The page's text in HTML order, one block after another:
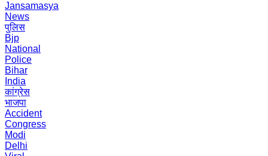
Jansamasya
News
पुलिस
Bjp
National
Police
Bihar
India
कांग्रेस
भाजपा
Accident
Congress
Modi
Delhi